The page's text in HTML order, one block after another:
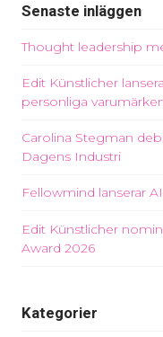
Senaste inläggen
Thought leadership
Edit Künstlicher
personliga
Carolina Stegman
Dagens Industri
Fellowmind lanserar
Edit Künstlicher
Award 2026
Kategorier